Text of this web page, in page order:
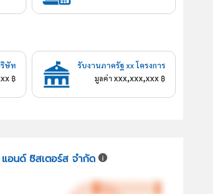
ษัท
฿
รับงานภาครัฐ xx โครงการ
มูลค่าxxx,xxx,xxx ฿
อนด์ ซิสเตอร์ส จำกัด